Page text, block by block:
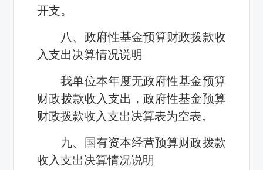
开支。
八、政府性基金预算财政拨款收
入支出决算情况说明
我单位本年度无政府性基金预算
财政拨款收入支出，政府性基金预算
财政拨款收入支出决算表为空表。
九、国有资本经营预算财政拨款
收入支出决算情况说明